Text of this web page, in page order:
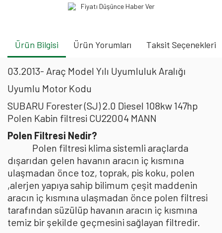
Fiyatı Düşünce Haber Ver
Ürün Bilgisi Ürün Yorumları Taksit Seçenekleri
03.2013- Araç Model Yılı Uyumluluk Aralığı
Uyumlu Motor Kodu
SUBARU Forester (SJ) 2.0 Diesel 108kw 147hp
Polen Kabin filtresi CU22004 MANN
Polen Filtresi Nedir?
Polen filtresi klima sistemli araçlarda
dışarıdan gelen havanın aracın iç kısmına
ulaşmadan önce toz, toprak, pis koku, polen
,alerjen yapıya sahip bilimum çeşit maddenin
aracın iç kısmına ulaşmadan önce polen filtresi
tarafından süzülüp havanın aracın iç kısmına
temiz bir şekilde geçmesini sağlayan filtredir.